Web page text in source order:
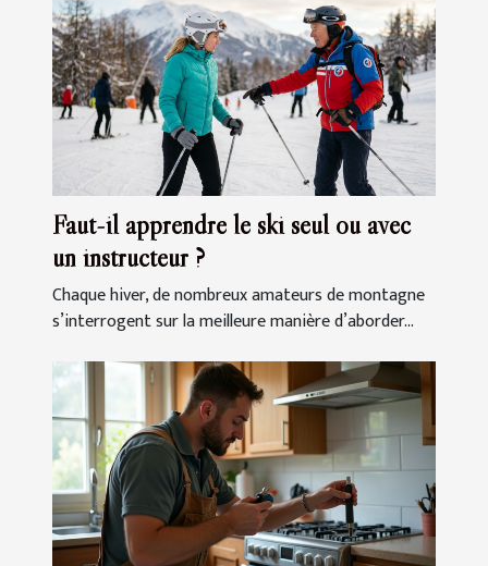
Faut-il apprendre le ski seul ou avec
un instructeur ?
Chaque hiver, de nombreux amateurs de montagne
s’interrogent sur la meilleure manière d’aborder...